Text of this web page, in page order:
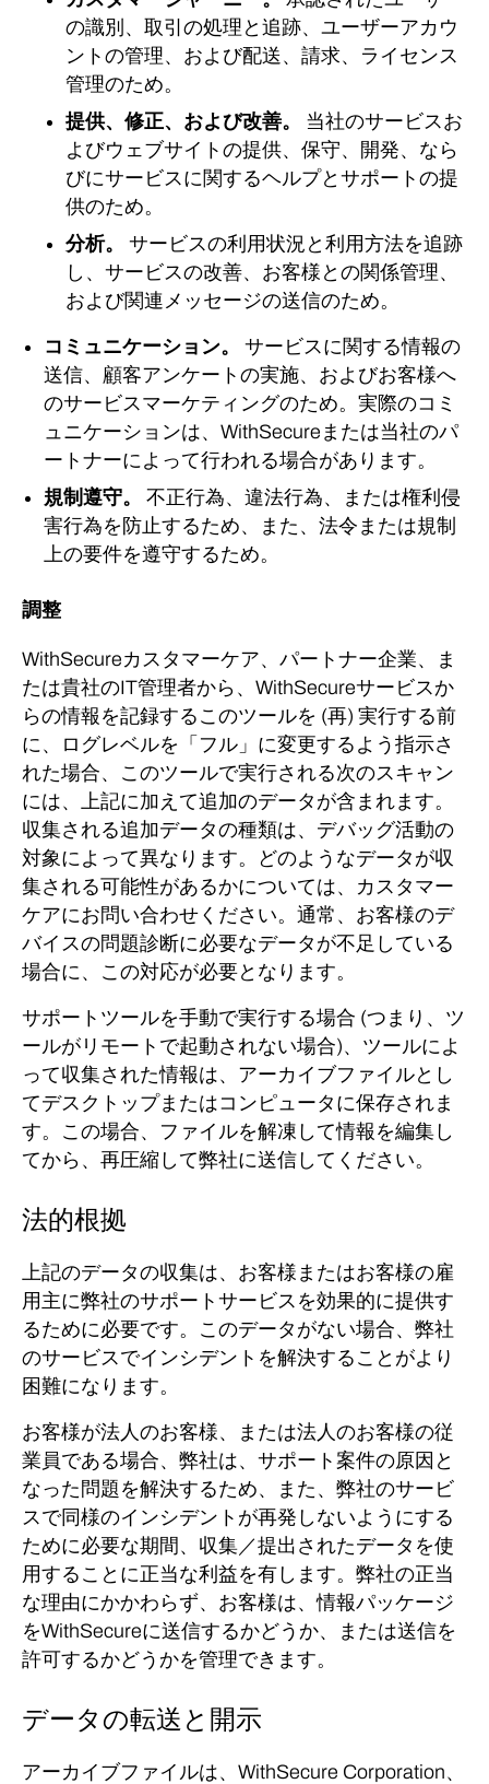
の識別、取引の処理と追跡、ユーザーアカウ
ントの管理、および配送、請求、ライセンス
管理のため。
提供、修正、および改善。
当社のサービスお
よびウェブサイトの提供、保守、開発、なら
びにサービスに関するヘルプとサポートの提
供のため。
分析。
サービスの利用状況と利用方法を追跡
し、サービスの改善、お客様との関係管理、
および関連メッセージの送信のため。
コミュニケーション。
サービスに関する情報の
送信、顧客アンケートの実施、およびお客様へ
のサービスマーケティングのため。 実際のコミ
ュニケーションは、WithSecureまたは当社のパ
ートナーによって行われる場合があります。
規制遵守。
不正行為、違法行為、または権利侵
害行為を防止するため、また、法令または規制
上の要件を遵守するため。
調整
WithSecureカスタマーケア、パートナー企業、ま
たは貴社のIT管理者から、WithSecureサービスか
らの情報を記録するこのツールを (再) 実行する前
に、ログレベルを「フル」に変更するよう指示さ
れた場合、このツールで実行される次のスキャン
には、上記に加えて追加のデータが含まれます。
収集される追加データの種類は、デバッグ活動の
対象によって異なります。 どのようなデータが収
集される可能性があるかについては、カスタマー
ケアにお問い合わせください。 通常、お客様のデ
バイスの問題診断に必要なデータが不足している
場合に、この対応が必要となります。
サポートツールを手動で実行する場合 (つまり、ツ
ールがリモートで起動されない場合)、ツールによ
って収集された情報は、アーカイブファイルとし
てデスクトップまたはコンピュータに保存されま
す。 この場合、ファイルを解凍して情報を編集し
てから、再圧縮して弊社に送信してください。
法的根拠
上記のデータの収集は、お客様またはお客様の雇
用主に弊社のサポートサービスを効果的に提供す
るために必要です。 このデータがない場合、弊社
のサービスでインシデントを解決することがより
困難になります。
お客様が法人のお客様、または法人のお客様の従
業員である場合、弊社は、サポート案件の原因と
なった問題を解決するため、また、弊社のサービ
スで同様のインシデントが再発しないようにする
ために必要な期間、収集／提出されたデータを使
用することに正当な利益を有します。 弊社の正当
な理由にかかわらず、お客様は、情報パッケージ
をWithSecureに送信するかどうか、または送信を
許可するかどうかを管理できます。
データの転送と開示
アーカイブファイルは、WithSecure Corporation、